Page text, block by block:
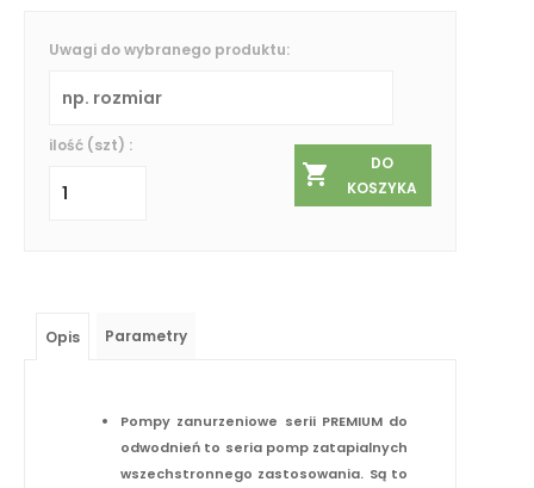
Uwagi do wybranego produktu:
ilość (szt) :
DO
KOSZYKA
Opis Parametry
Pompy zanurzeniowe serii PREMIUM do
odwodnień to seria pomp zatapialnych
wszechstronnego zastosowania. Są to